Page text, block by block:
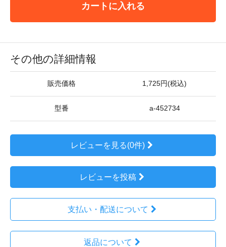
カートに入れる
その他の詳細情報
販売価格 1,725円(税込)
型番 a-452734
レビューを見る(0件)
レビューを投稿
支払い・配送について
返品について